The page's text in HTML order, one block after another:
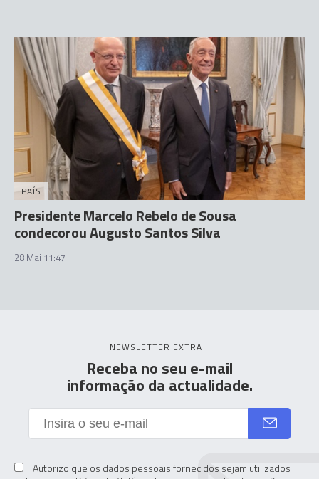
PAÍS
Presidente Marcelo Rebelo de Sousa
condecorou Augusto Santos Silva
28 Mai 11:47
NEWSLETTER EXTRA
Receba no seu e-mail
informação da actualidade.
Autorizo que os dados pessoais fornecidos sejam utilizados